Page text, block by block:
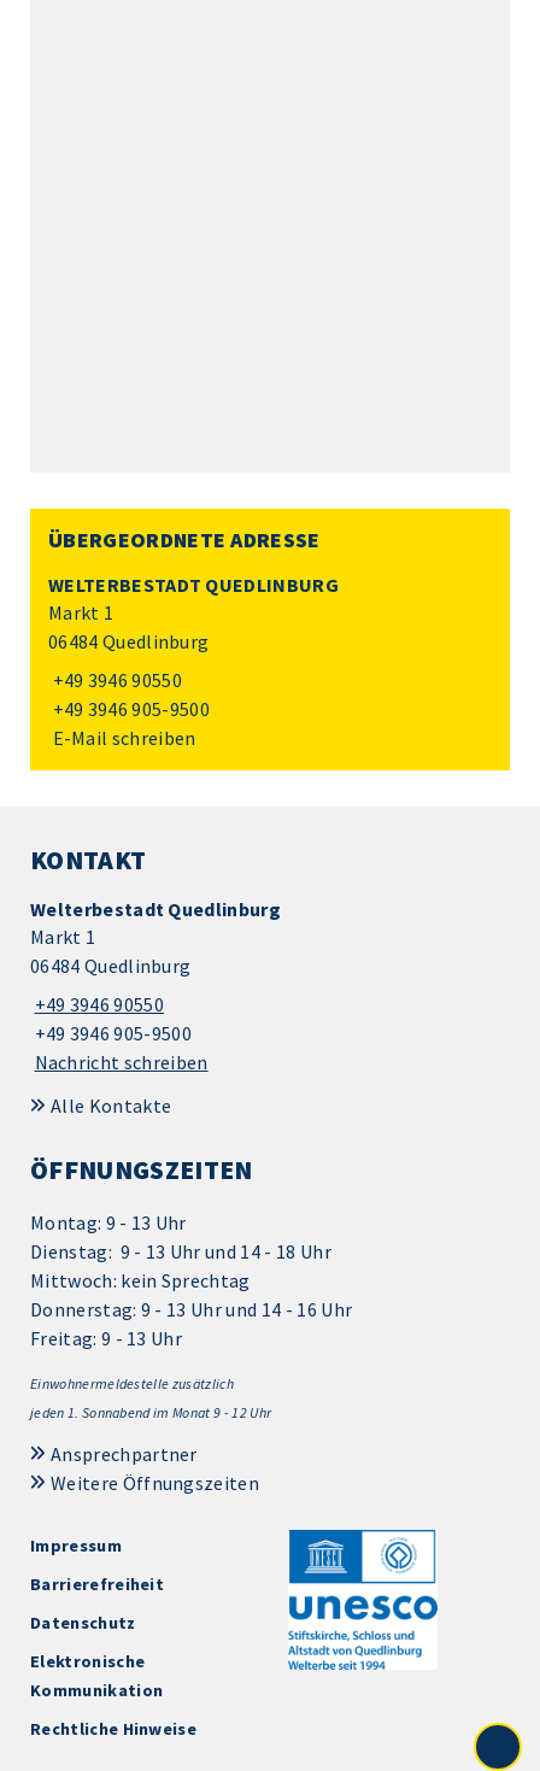
ÜBERGEORDNETE ADRESSE
WELTERBESTADT QUEDLINBURG
Markt 1
06484 Quedlinburg
+49 3946 90550
+49 3946 905-9500
E-Mail schreiben
KONTAKT
Welterbestadt Quedlinburg
Markt 1
06484 Quedlinburg
+49 3946 90550
+49 3946 905-9500
Nachricht schreiben
Alle Kontakte
ÖFFNUNGSZEITEN
Montag: 9 - 13 Uhr
Dienstag: 9 - 13 Uhr und 14 - 18 Uhr
Mittwoch: kein Sprechtag
Donnerstag: 9 - 13 Uhr und 14 - 16 Uhr
Freitag: 9 - 13 Uhr
Einwohnermeldestelle zusätzlich
jeden 1. Sonnabend im Monat 9 - 12 Uhr
Ansprechpartner
Weitere Öffnungszeiten
Impressum
Barrierefreiheit
Datenschutz
Elektronische
Kommunikation
Rechtliche Hinweise